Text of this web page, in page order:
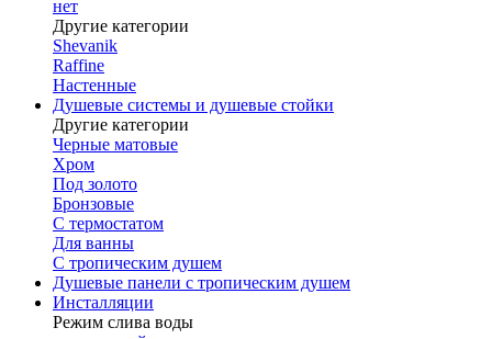
нет
Другие категории
Shevanik
Raffine
Настенные
Душевые системы и душевые стойки
Другие категории
Черные матовые
Хром
Под золото
Бронзовые
С термостатом
Для ванны
С тропическим душем
Душевые панели с тропическим душем
Инсталляции
Режим слива воды